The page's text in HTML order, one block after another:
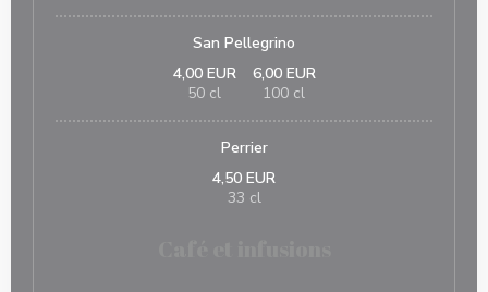
San Pellegrino
4,00 EUR
50 cl
6,00 EUR
100 cl
Perrier
4,50 EUR
33 cl